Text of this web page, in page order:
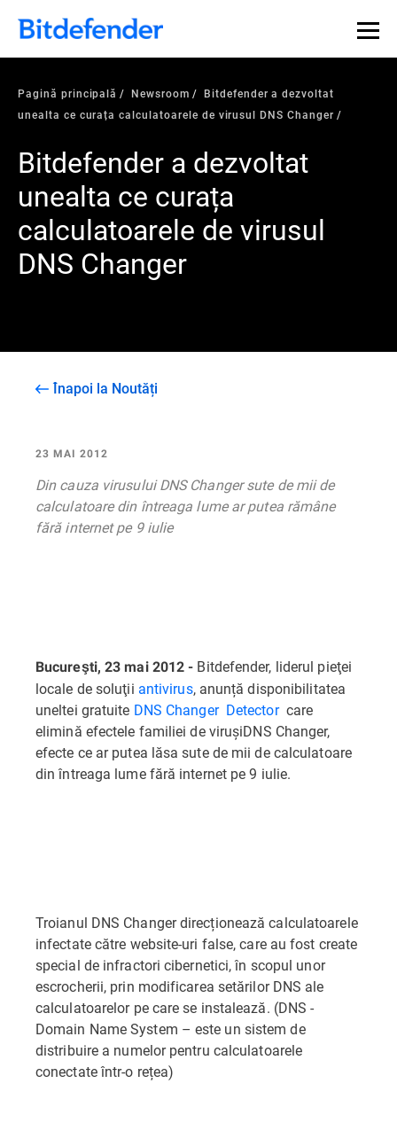
Pagină principală Newsroom
Bitdefender a dezvoltat
unealta ce curața calculatoarele de virusul DNS Changer
Bitdefender a dezvoltat
unealta ce curața
calculatoarele de virusul
DNS Changer
Înapoi la Noutăți
23 MAI 2012
Din cauza virusului DNS Changer sute de mii de
calculatoare din întreaga lume ar putea rămâne
fără internet pe 9 iulie
Bucureşti, 23 mai 2012 - Bitdefender, liderul pieţei
locale de soluţii antivirus, anunță disponibilitatea
uneltei gratuite DNS Changer Detectorcare
elimină efectele familiei de viruşiDNS Changer,
efecte ce ar putea lăsa sute de mii de calculatoare
din întreaga lume fără internet pe 9 iulie.
Troianul DNS Changer direcționează calculatoarele
infectate către website-uri false, care au fost create
special de infractori cibernetici, în scopul unor
escrocherii, prin modificarea setărilor DNS ale
calculatoarelor pe care se instalează. (DNS -
Domain Name System – este un sistem de
distribuire a numelor pentru calculatoarele
conectate într-o rețea)